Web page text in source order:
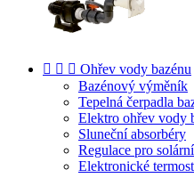
   Ohřev vody bazénu
Bazénový výměník
Tepelná čerpadla
Elektro ohřev vody
Sluneční absorbéry
Regulace pro
Elektronické